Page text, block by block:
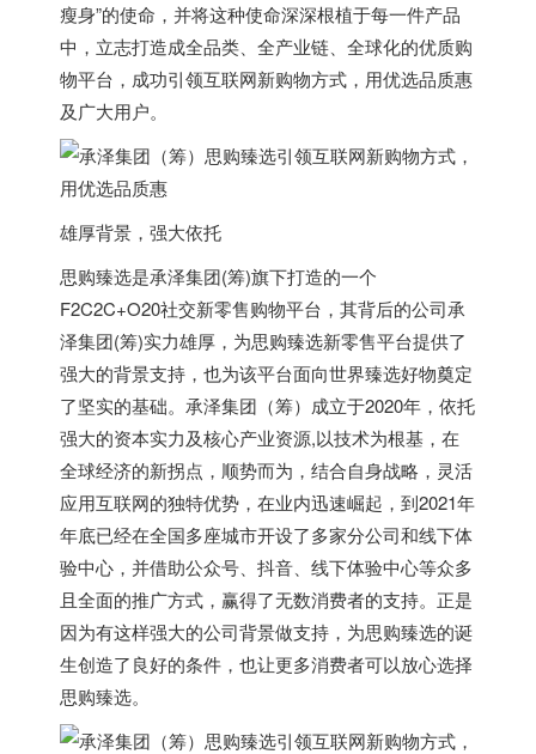
瘦身”的使命，并将这种使命深深根植于每一件产品
中，立志打造成全品类、全产业链、全球化的优质购
物平台，成功引领互联网新购物方式，用优选品质惠
及广大用户。
雄厚背景，强大依托
思购臻选是承泽集团(筹)旗下打造的一个
F2C2C+O20社交新零售购物平台，其背后的公司承
泽集团(筹)实力雄厚，为思购臻选新零售平台提供了
强大的背景支持，也为该平台面向世界臻选好物奠定
了坚实的基础。承泽集团（筹）成立于2020年，依托
强大的资本实力及核心产业资源,以技术为根基，在
全球经济的新拐点，顺势而为，结合自身战略，灵活
应用互联网的独特优势，在业内迅速崛起，到2021年
年底已经在全国多座城市开设了多家分公司和线下体
验中心，并借助公众号、抖音、线下体验中心等众多
且全面的推广方式，赢得了无数消费者的支持。正是
因为有这样强大的公司背景做支持，为思购臻选的诞
生创造了良好的条件，也让更多消费者可以放心选择
思购臻选。